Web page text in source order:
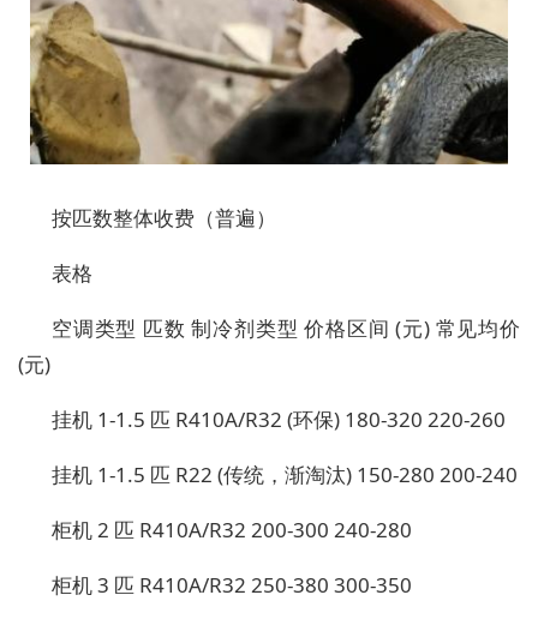
按匹数整体收费（普遍）
表格
空调类型 匹数 制冷剂类型 价格区间 (元) 常见均价
(元)
挂机 1-1.5 匹 R410A/R32 (环保) 180-320 220-260
挂机 1-1.5 匹 R22 (传统，渐淘汰) 150-280 200-240
柜机 2 匹 R410A/R32 200-300 240-280
柜机 3 匹 R410A/R32 250-380 300-350